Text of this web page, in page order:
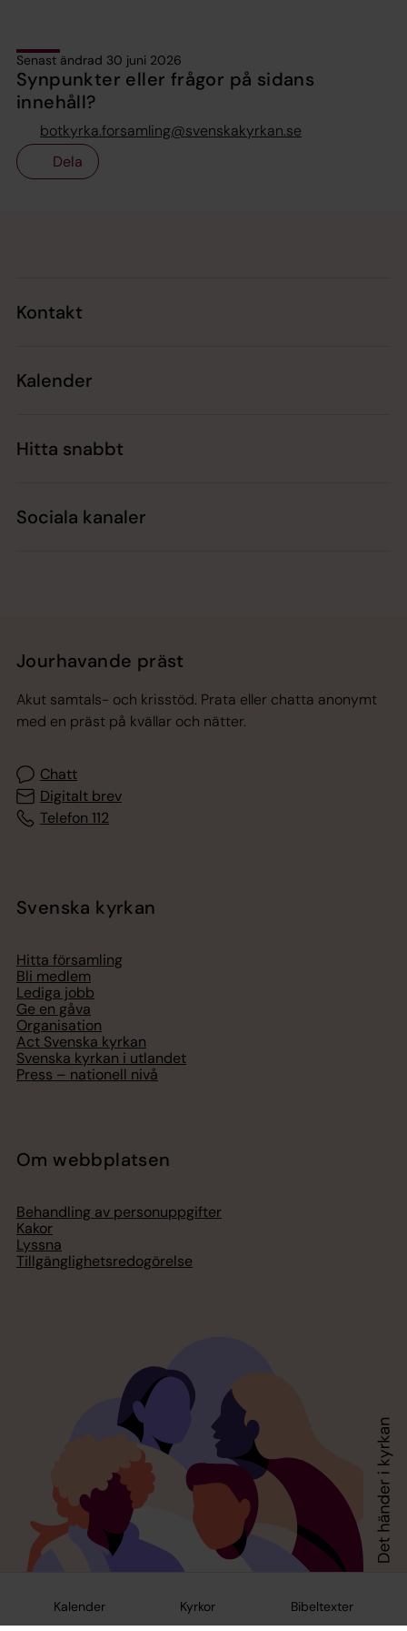
Kalender Kyrkor Bibeltexter
Senast ändrad 30 juni 2026
Synpunkter eller frågor på sidans
innehåll?
botkyrka.forsamling@svenskakyrkan.se
Dela
Kontakt
Kalender
Hitta snabbt
Sociala kanaler
Jourhavande präst
Akut samtals- och krisstöd. Prata eller chatta anonymt
med en präst på kvällar och nätter.
Chatt
Digitalt brev
Telefon 112
Svenska kyrkan
Hitta församling
Bli medlem
Lediga jobb
Ge en gåva
Organisation
Act Svenska kyrkan
Svenska kyrkan i utlandet
Press – nationell nivå
Om webbplatsen
Behandling av personuppgifter
Kakor
Lyssna
Tillgänglighetsredogörelse